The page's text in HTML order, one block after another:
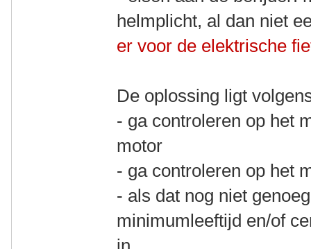
helmplicht, al dan niet
er voor de elektrische
De oplossing ligt
- ga controleren op het
motor
- ga controleren op het
- als dat nog niet
minimumleeftijd en/of